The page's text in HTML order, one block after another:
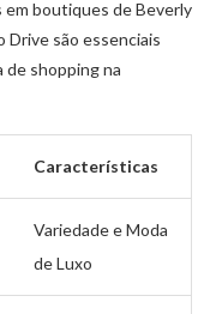
boutiques de Beverly
Drive são essenciais
de shopping na
Características
Variedade e Moda
de Luxo